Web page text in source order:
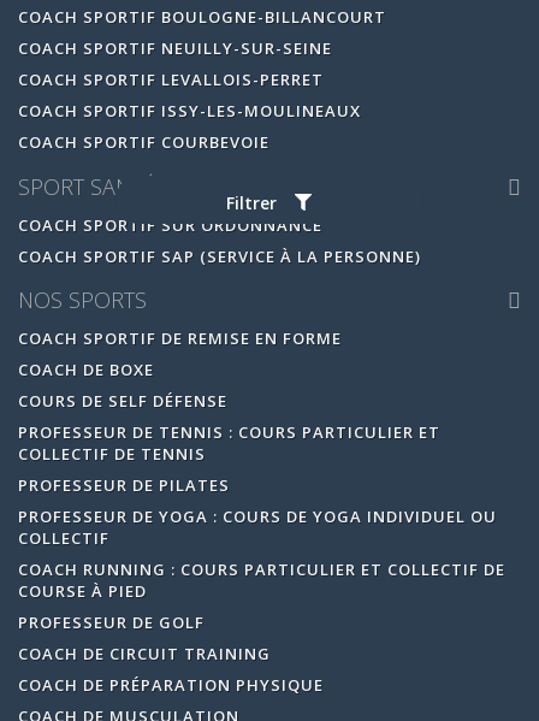
Filtrer
COACH SPORTIF BOULOGNE-BILLANCOURT
COACH SPORTIF NEUILLY-SUR-SEINE
COACH SPORTIF LEVALLOIS-PERRET
COACH SPORTIF ISSY-LES-MOULINEAUX
COACH SPORTIF COURBEVOIE
SPORT SANTÉ
COACH SPORTIF SUR ORDONNANCE
COACH SPORTIF SAP (SERVICE À LA PERSONNE)
NOS SPORTS
COACH SPORTIF DE REMISE EN FORME
COACH DE BOXE
COURS DE SELF DÉFENSE
PROFESSEUR DE TENNIS : COURS PARTICULIER ET
COLLECTIF DE TENNIS
PROFESSEUR DE PILATES
PROFESSEUR DE YOGA : COURS DE YOGA INDIVIDUEL OU
COLLECTIF
COACH RUNNING : COURS PARTICULIER ET COLLECTIF DE
COURSE À PIED
PROFESSEUR DE GOLF
COACH DE CIRCUIT TRAINING
COACH DE PRÉPARATION PHYSIQUE
COACH DE MUSCULATION